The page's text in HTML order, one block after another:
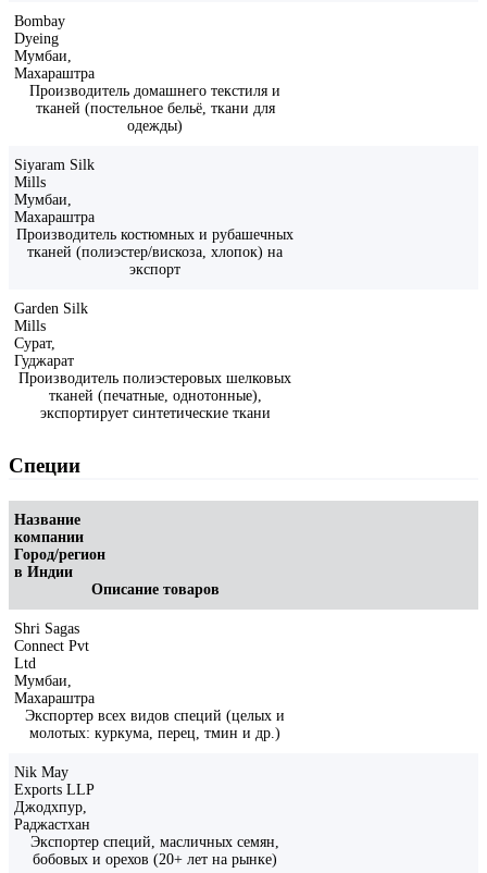
Bombay
Dyeing
Мумбаи,
Махараштра
Производитель домашнего текстиля и
тканей (постельное бельё, ткани для
одежды)
Siyaram Silk
Mills
Мумбаи,
Махараштра
Производитель костюмных и рубашечных
тканей (полиэстер/вискоза, хлопок) на
экспорт
Garden Silk
Mills
Сурат,
Гуджарат
Производитель полиэстеровых шелковых
тканей (печатные, однотонные),
экспортирует синтетические ткани
Специи
Название
компании
Город/регион
в Индии
Описание товаров
Shri Sagas
Connect Pvt
Ltd
Мумбаи,
Махараштра
Экспортер всех видов специй (целых и
молотых: куркума, перец, тмин и др.)
Nik May
Exports LLP
Джодхпур,
Раджастхан
Экспортер специй, масличных семян,
бобовых и орехов (20+ лет на рынке)